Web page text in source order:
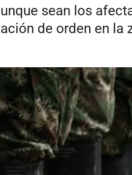
sean los
de orden en la